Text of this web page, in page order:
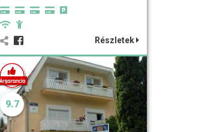
Részletek
9.7